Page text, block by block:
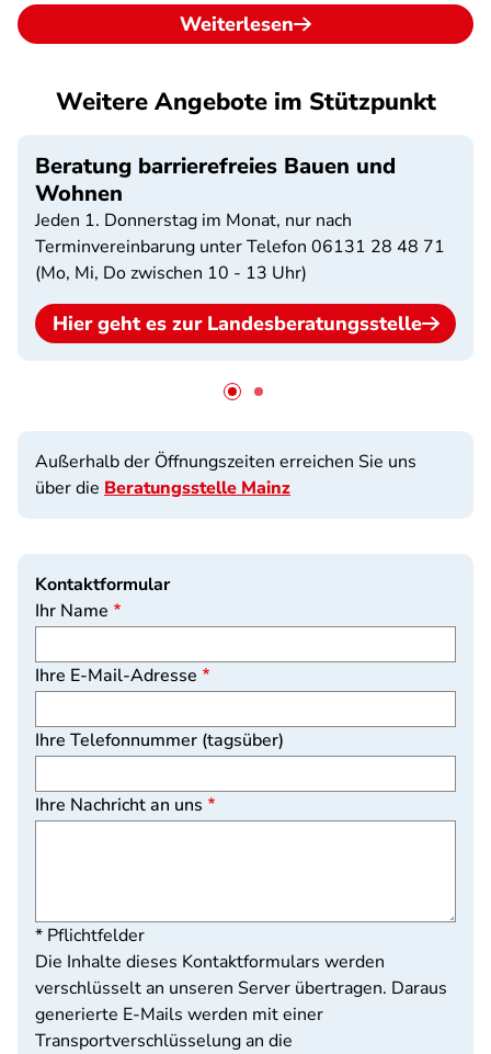
Weiterlesen
Weitere Angebote im Stützpunkt
Beratung barrierefreies Bauen und
Wohnen
Jeden 1. Donnerstag im Monat, nur nach
Terminvereinbarung unter Telefon 06131 28 48 71
(Mo, Mi, Do zwischen 10 - 13 Uhr)
Hier geht es zur Landesberatungsstelle
Außerhalb der Öffnungszeiten erreichen Sie uns
über die Beratungsstelle Mainz
Kontaktformular
Ihr Name
Ihre E-Mail-Adresse
Ihre Telefonnummer (tagsüber)
Ihre Nachricht an uns
* Pflichtfelder
Die Inhalte dieses Kontaktformulars werden
verschlüsselt an unseren Server übertragen. Daraus
generierte E-Mails werden mit einer
Transportverschlüsselung an die